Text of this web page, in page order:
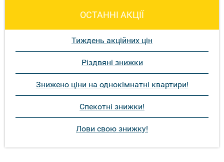
ОСТАННІ АКЦІЇ
Тиждень акційних цін
Різдвяні знижки
Знижено ціни на однокімнатні квартири!
Спекотні знижки!
Лови свою знижку!